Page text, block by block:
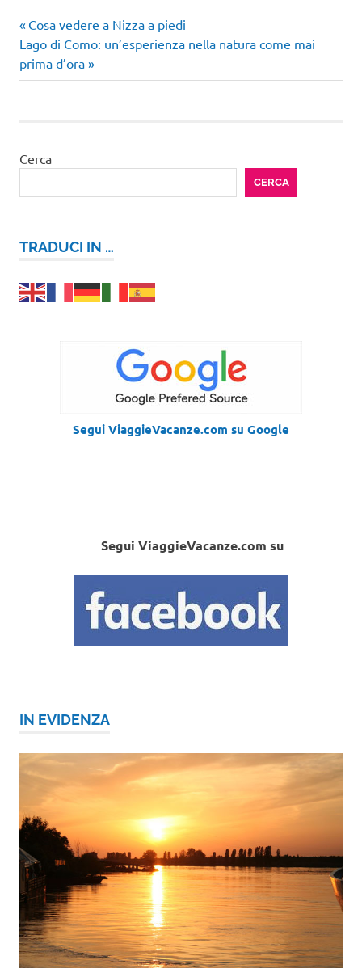
Navigazione
articoli
Articolo
precedente:
Cosa vedere a Nizza a piedi
Articolo
successivo:
Lago di Como: un’esperienza nella natura come mai
prima d’ora
Cerca
CERCA
TRADUCI IN …
Segui ViaggieVacanze.com su Google
Segui ViaggieVacanze.com su
IN EVIDENZA